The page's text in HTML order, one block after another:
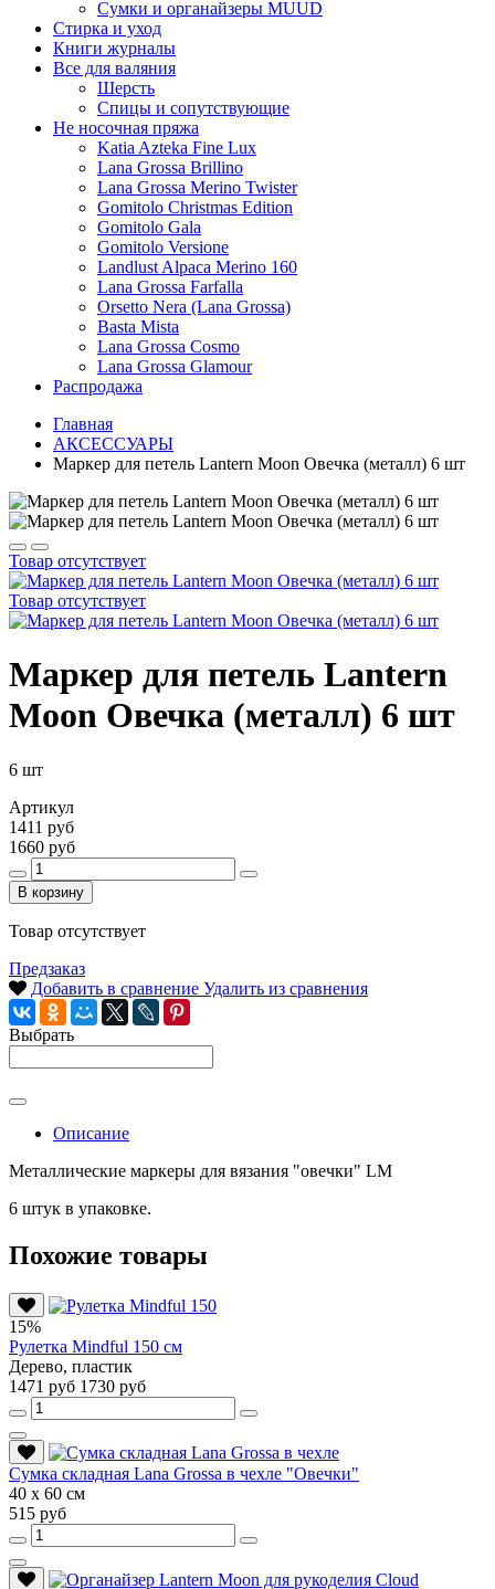
Сумки и органайзеры MUUD
Стирка и уход
Книги журналы
Все для валяния
Шерсть
Спицы и сопутствующие
Не носочная пряжа
Katia Azteka Fine Lux
Lana Grossa Brillino
Lana Grossa Merino Twister
Gomitolo Christmas Edition
Gomitolo Gala
Gomitolo Versione
Landlust Alpaca Merino 160
Lana Grossa Farfalla
Orsetto Nera (Lana Grossa)
Basta Mista
Lana Grossa Cosmo
Lana Grossa Glamour
Распродажа
Главная
АКСЕССУАРЫ
Маркер для петель Lantern Moon Овечка (металл) 6 шт
Товар отсутствует
Товар отсутствует
Маркер для петель Lantern
Moon Овечка (металл) 6 шт
6 шт
Артикул
1411 руб
1660 руб
В корзину
Товар отсутствует
Предзаказ
Добавить в сравнение Удалить из сравнения
Выбрать
Описание
Металлические маркеры для вязания "овечки" LM
6 штук в упаковке.
Похожие товары
15%
Рулетка Mindful 150 см
Дерево, пластик
1471 руб 1730 руб
Сумка складная Lana Grossa в чехле "Овечки"
40 х 60 см
515 руб